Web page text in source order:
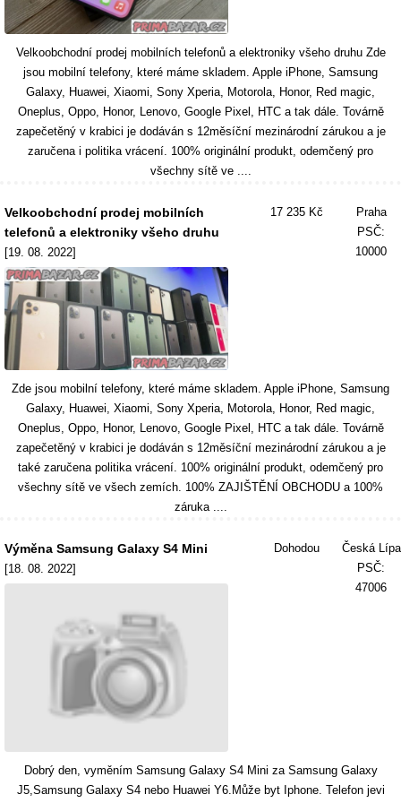
Velkoobchodní prodej mobilních telefonů a elektroniky všeho druhu Zde
jsou mobilní telefony, které máme skladem. Apple iPhone, Samsung
Galaxy, Huawei, Xiaomi, Sony Xperia, Motorola, Honor, Red magic,
Oneplus, Oppo, Honor, Lenovo, Google Pixel, HTC a tak dále. Továrně
zapečetěný v krabici je dodáván s 12měsíční mezinárodní zárukou a je
zaručena i politika vrácení. 100% originální produkt, odemčený pro
všechny sítě ve ....
Velkoobchodní prodej mobilních
telefonů a elektroniky všeho druhu
[19. 08. 2022]
17 235 Kč
Praha
PSČ:
10000
Zde jsou mobilní telefony, které máme skladem. Apple iPhone, Samsung
Galaxy, Huawei, Xiaomi, Sony Xperia, Motorola, Honor, Red magic,
Oneplus, Oppo, Honor, Lenovo, Google Pixel, HTC a tak dále. Továrně
zapečetěný v krabici je dodáván s 12měsíční mezinárodní zárukou a je
také zaručena politika vrácení. 100% originální produkt, odemčený pro
všechny sítě ve všech zemích. 100% ZAJIŠTĚNÍ OBCHODU a 100%
záruka ....
Výměna Samsung Galaxy S4 Mini
[18. 08. 2022]
Dohodou
Česká Lípa
PSČ:
47006
Dobrý den, vyměním Samsung Galaxy S4 Mini za Samsung Galaxy
J5,Samsung Galaxy S4 nebo Huawei Y6.Může byt Iphone. Telefon jevi